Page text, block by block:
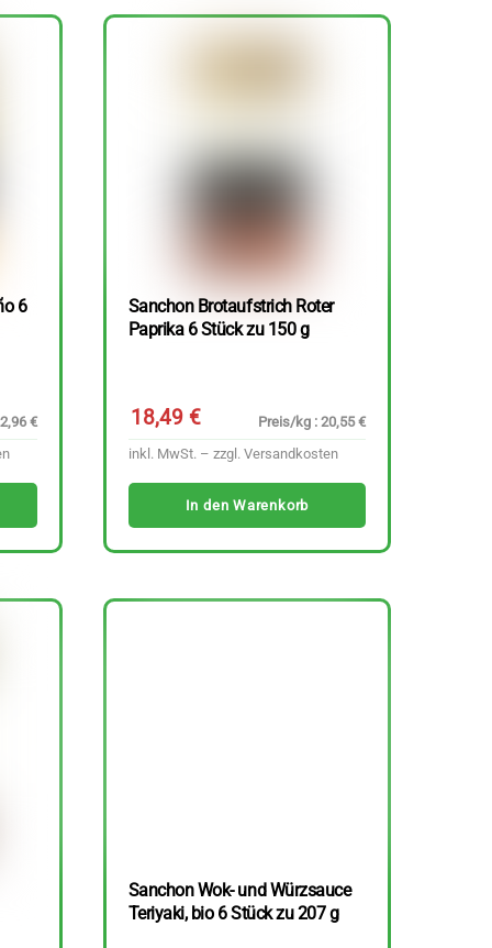
6
€
Sanchon Brotaufstrich Roter
Paprika 6 Stück zu 150 g
18,49€
Preis/kg : 20,55 €
inkl. MwSt. – zzgl. Versandkosten
In den Warenkorb
Sanchon Wok- und Würzsauce
Teriyaki, bio 6 Stück zu 207 g